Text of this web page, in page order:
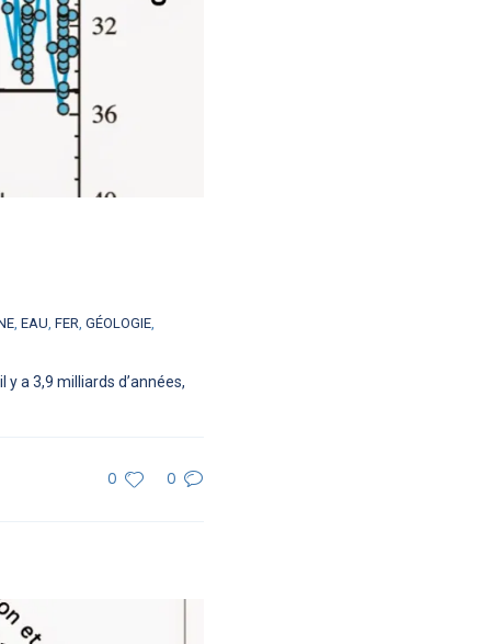
, EAU, FER, GÉOLOGIE,
a 3,9 milliards d’années,
0 0